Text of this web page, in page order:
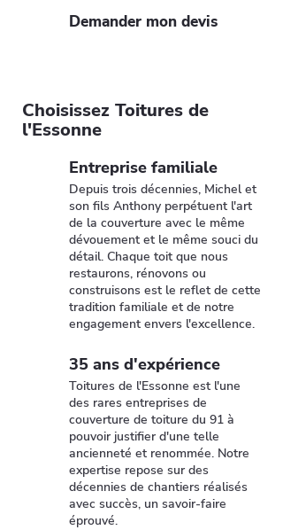
Demander mon devis
Choisissez Toitures de
l'Essonne
Entreprise familiale
Depuis trois décennies, Michel et
son fils Anthony perpétuent l'art
de la couverture avec le même
dévouement et le même souci du
détail. Chaque toit que nous
restaurons, rénovons ou
construisons est le reflet de cette
tradition familiale et de notre
engagement envers l'excellence.
35 ans d'expérience
Toitures de l'Essonne est l'une
des rares entreprises de
couverture de toiture du 91 à
pouvoir justifier d'une telle
ancienneté et renommée. Notre
expertise repose sur des
décennies de chantiers réalisés
avec succès, un savoir-faire
éprouvé.